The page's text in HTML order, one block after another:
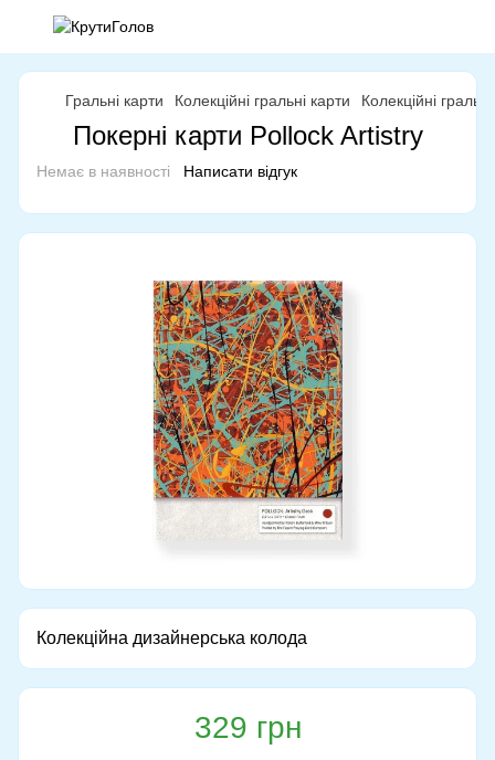
Гральні карти Колекційні гральні карти Колекційні
Покерні карти Pollock Artistry
Немає в наявності Написати відгук
Колекційна дизайнерська колода
329 грн